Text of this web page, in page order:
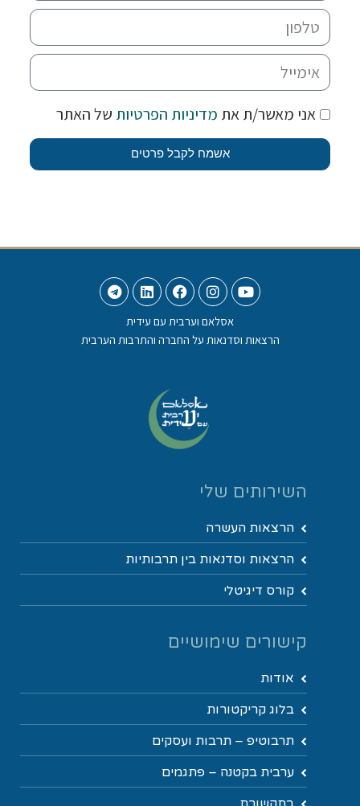
אני מאשר/ת את מדיניות הפרטיות של האתר
אשמח לקבל פרטים
אסלאם וערבית עם עידית
הרצאות וסדנאות על החברה והתרבות הערבית
השירותים שלי
הרצאות העשרה
הרצאות וסדנאות בין תרבותיות
קורס דיגיטלי
קישורים שימושיים
אודות
בלוג קריקטורות
תרבוטיפ – תרבות ועסקים
ערבית בקטנה – פתגמים